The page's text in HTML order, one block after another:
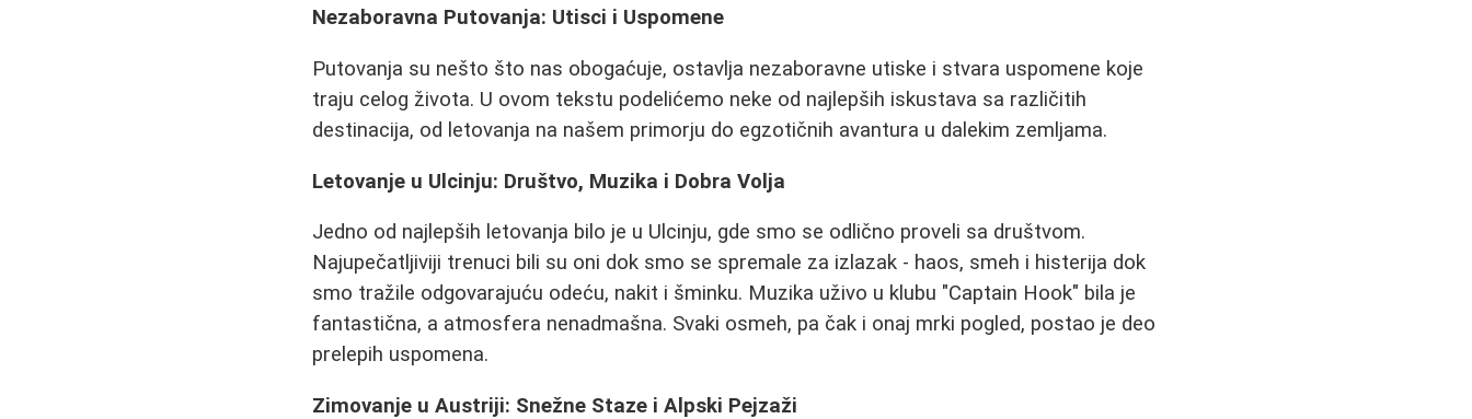
Nezaboravna Putovanja: Utisci i Uspomene
Putovanja su nešto što nas obogaćuje, ostavlja nezaboravne utiske i stvara uspomene koje
traju celog života. U ovom tekstu podelićemo neke od najlepših iskustava sa različitih
destinacija, od letovanja na našem primorju do egzotičnih avantura u dalekim zemljama.
Letovanje u Ulcinju: Društvo, Muzika i Dobra Volja
Jedno od najlepših letovanja bilo je u Ulcinju, gde smo se odlično proveli sa društvom.
Najupečatljiviji trenuci bili su oni dok smo se spremale za izlazak - haos, smeh i histerija dok
smo tražile odgovarajuću odeću, nakit i šminku. Muzika uživo u klubu "Captain Hook" bila je
fantastična, a atmosfera nenadmašna. Svaki osmeh, pa čak i onaj mrki pogled, postao je deo
prelepih uspomena.
Zimovanje u Austriji: Snežne Staze i Alpski Pejzaži